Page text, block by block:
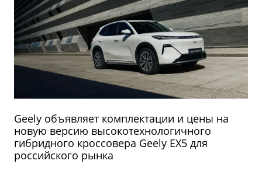
Geely объявляет комплектации и цены на
новую версию высокотехнологичного
гибридного кроссовера Geely EX5 для
российского рынка